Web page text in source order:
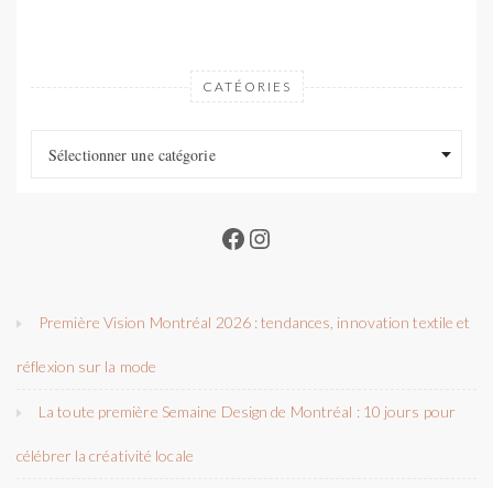
CATÉORIES
Sélectionner une catégorie
Facebook
Instagram
Première Vision Montréal 2026 : tendances, innovation textile et
réflexion sur la mode
La toute première Semaine Design de Montréal : 10 jours pour
célébrer la créativité locale